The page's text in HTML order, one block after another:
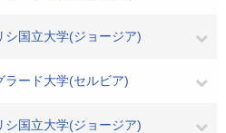
国立大学(ジョージア)
ード大学(セルビア)
国立大学(ジョージア)